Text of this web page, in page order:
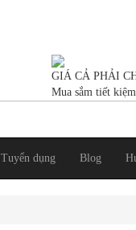
GIÁ CẢ PHẢI
Mua sắm tiết kiệm
Tuyển dụng Blog